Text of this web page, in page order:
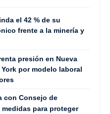
el 42 % de su
frente a la minería y
presión en Nueva
por modelo laboral
con Consejo de
para proteger